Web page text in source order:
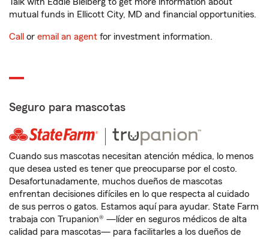
mutual funds in Ellicott City, MD and financial opportunities.
Call or email an agent for investment information.
Seguro para mascotas
Cuando sus mascotas necesitan atención médica, lo menos
que desea usted es tener que preocuparse por el costo.
Desafortunadamente, muchos dueños de mascotas
enfrentan decisiones difíciles en lo que respecta al cuidado
de sus perros o gatos. Estamos aquí para ayudar. State Farm
trabaja con Trupanion® —líder en seguros médicos de alta
calidad para mascotas— para facilitarles a los dueños de